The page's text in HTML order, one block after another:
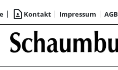
contact_page Kontakt Impressum AGB